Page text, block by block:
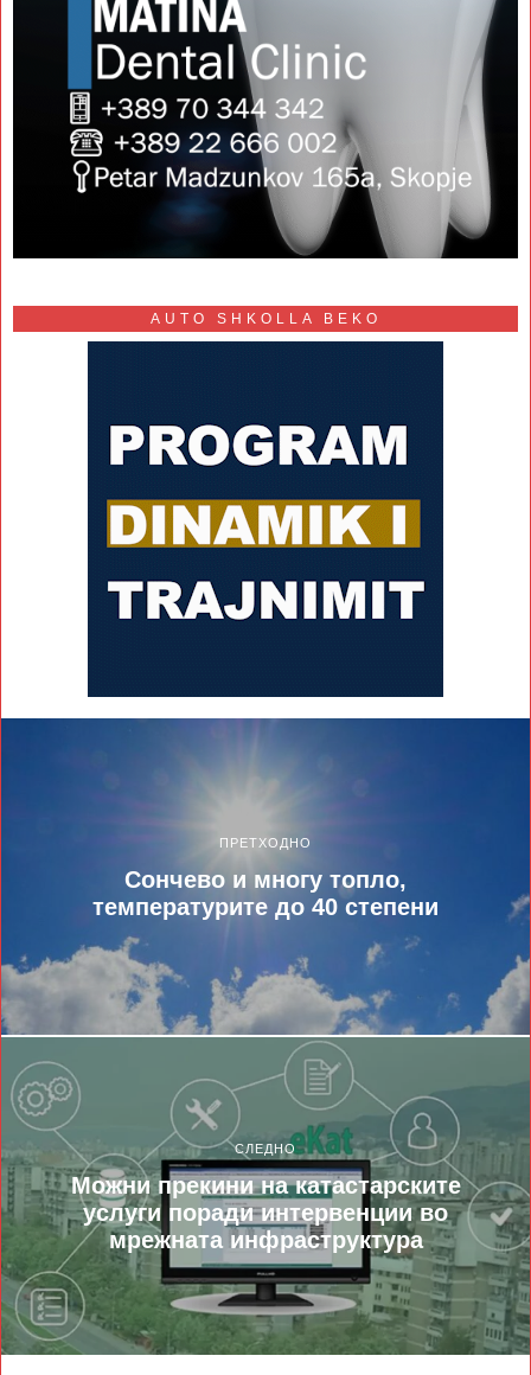
AUTO SHKOLLA BEKO
ПРЕТХОДНО
Сончево и многу топло,
температурите до 40 степени
СЛЕДНО
Можни прекини на катастарските
услуги поради интервенции во
мрежната инфраструктура